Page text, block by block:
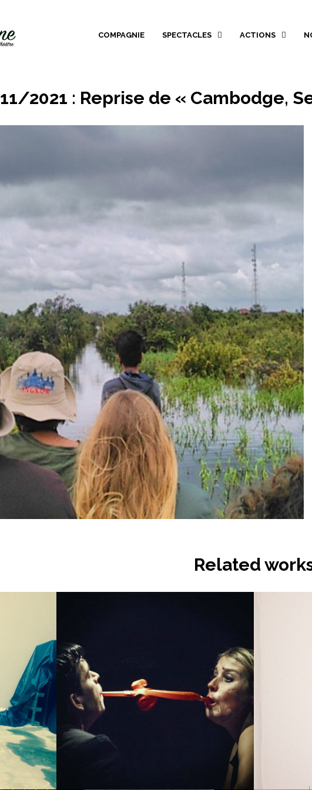
COMPAGNIE SPECTACLES ACTIONS
11/2021 : Reprise de « Cambodge,
Related